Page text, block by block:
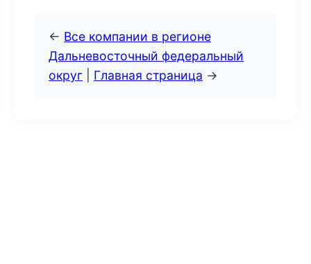
← Все компании в регионе
Дальневосточный федеральный
округ
Главная страница →